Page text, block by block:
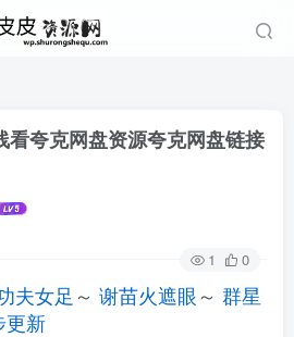
看夸克网盘资源夸克网盘链接
1 0
夫女足 ～ 谢苗火遮眼～ 群星
更新